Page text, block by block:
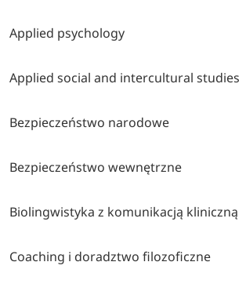
Applied psychology
Applied social and intercultural studies
Bezpieczeństwo narodowe
Bezpieczeństwo wewnętrzne
Biolingwistyka z komunikacją kliniczną
Coaching i doradztwo filozoficzne